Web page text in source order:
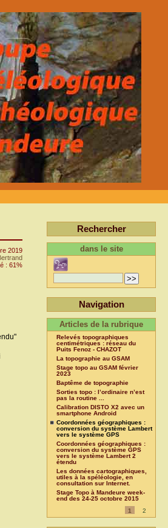
2019
: 61%
Rechercher
dans le site
Navigation
Articles de la rubrique
Relevés topographiques
centimétriques : réseau du
Puits Fenoz - CHAZOT
La topographie au GSAM
Stage topo au GSAM février
2023
Baptême de topographie
Sorties topo : l’ordinaire n’est
pas la routine ...
Calibration DISTO X2 avec un
smartphone Android
Coordonnées géographiques :
conversion du système Lambert
vers le système GPS
Coordonnées géographiques :
conversion du système GPS
vers le système Lambert 2
étendu
Les données cartographiques,
utiles à la spéléologie, en
consultation sur Internet.
Stage Topo à Mandeure week-
end des 24-25 octobre 2015
1
2